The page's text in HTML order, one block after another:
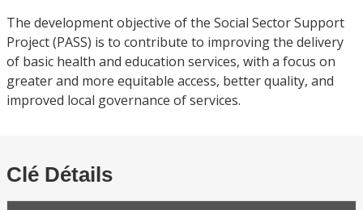
The development objective of the Social Sector Support
Project (PASS) is to contribute to improving the delivery
of basic health and education services, with a focus on
greater and more equitable access, better quality, and
improved local governance of services.
Clé Détails